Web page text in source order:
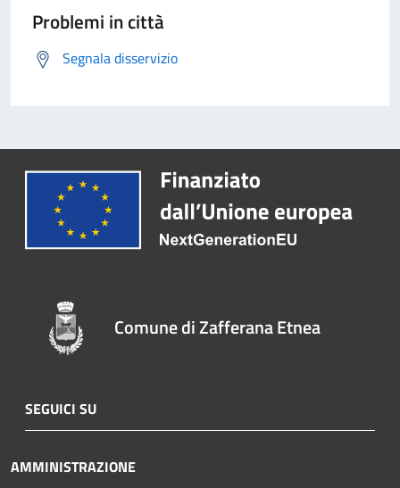
Problemi in città
Segnala disservizio
Comune di Zafferana Etnea
SEGUICI SU
AMMINISTRAZIONE